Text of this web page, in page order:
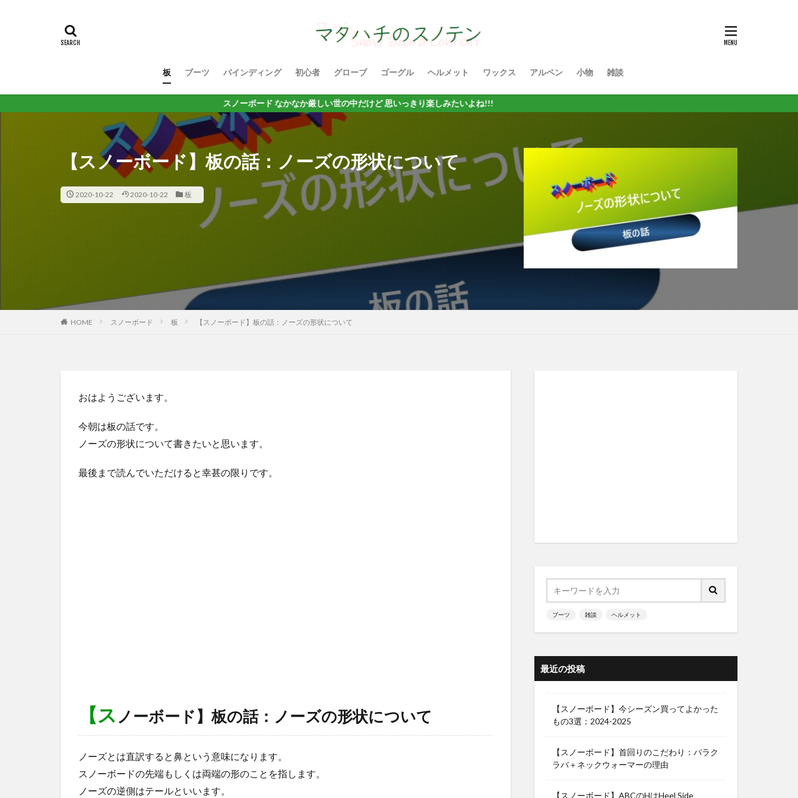
板 ブーツ バインディング 初心者 グローブ ゴーグル ヘルメット ワックス アルペン 小物 雑談
スノーボード なかなか厳しい世の中だけど 思いっきり楽しみたいよね!!!
【スノーボード】板の話：ノーズの形状について
2020-10-22 2020-10-22 板
HOME スノーボード 板 【スノーボード】板の話：ノーズの形状について
おはようございます。
今朝は板の話です。
ノーズの形状について書きたいと思います。
最後まで読んでいただけると幸甚の限りです。
【ス ノーボード】板の話：ノーズの形状について
ノーズとは直訳すると鼻という意味になります。
スノーボードの先端もしくは両端の形のことを指します。
ノーズの逆側はテールといいます。
ブーツ 雑談 ヘルメット
最近の投稿
【スノーボード】今シーズン買ってよかった
もの3選：2024-2025
【スノーボード】首回りのこだわり：バラク
ラバ＋ネックウォーマーの理由
【スノーボード】ABCのHはHeel Side